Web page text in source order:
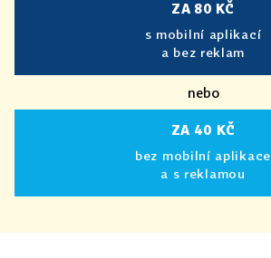
ZA 80 KČ
s mobilní aplikací
a bez reklam
nebo
ZA 40 KČ
bez mobilní aplikace
a s reklamou